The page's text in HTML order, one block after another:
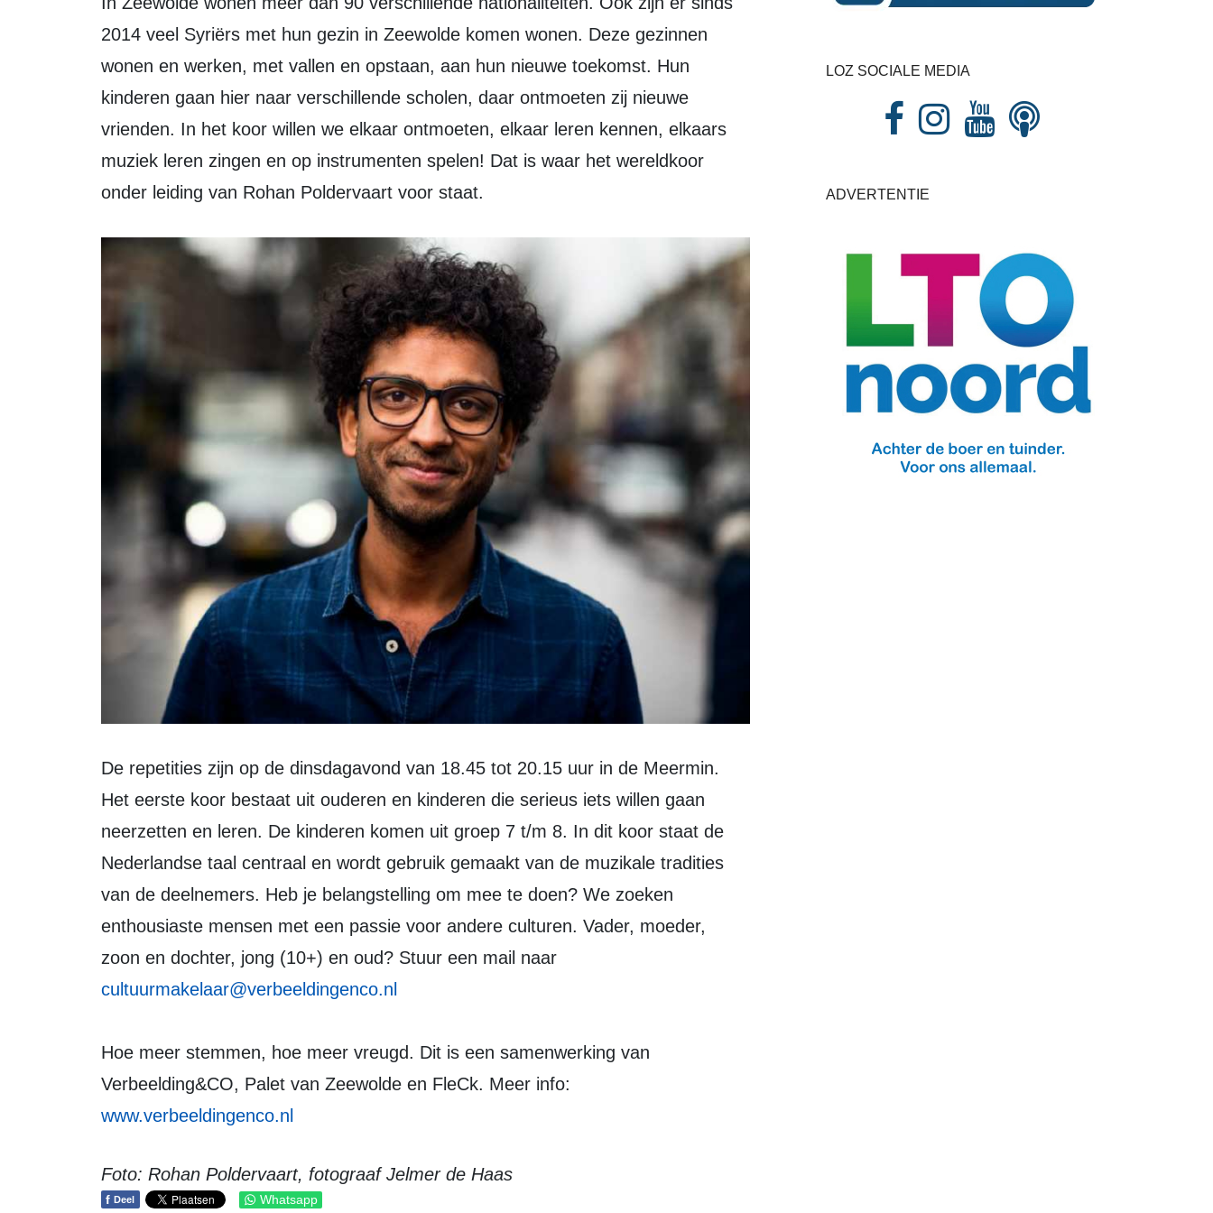
2014 veel Syriërs met hun gezin in Zeewolde komen wonen. Deze gezinnen
wonen en werken, met vallen en opstaan, aan hun nieuwe toekomst. Hun
kinderen gaan hier naar verschillende scholen, daar ontmoeten zij nieuwe
vrienden. In het koor willen we elkaar ontmoeten, elkaar leren kennen, elkaars
muziek leren zingen en op instrumenten spelen! Dat is waar het wereldkoor
onder leiding van Rohan Poldervaart voor staat.
De repetities zijn op de dinsdagavond van 18.45 tot 20.15 uur in de Meermin.
Het eerste koor bestaat uit ouderen en kinderen die serieus iets willen gaan
neerzetten en leren. De kinderen komen uit groep 7 t/m 8. In dit koor staat de
Nederlandse taal centraal en wordt gebruik gemaakt van de muzikale tradities
van de deelnemers. Heb je belangstelling om mee te doen? We zoeken
enthousiaste mensen met een passie voor andere culturen. Vader, moeder,
zoon en dochter, jong (10+) en oud? Stuur een mail naar
cultuurmakelaar@verbeeldingenco.nl
Hoe meer stemmen, hoe meer vreugd. Dit is een samenwerking van
Verbeelding&CO, Palet van Zeewolde en FleCk. Meer info:
www.verbeeldingenco.nl
Foto: Rohan Poldervaart, fotograaf Jelmer de Haas
f Deel Whatsapp
LOZ SOCIALE MEDIA
ADVERTENTIE